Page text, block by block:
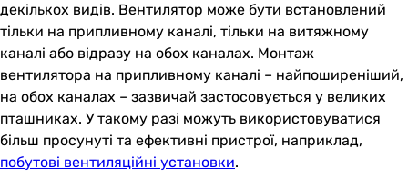
декількох видів. Вентилятор може бути встановлений
тільки на припливному каналі, тільки на витяжному
каналі або відразу на обох каналах. Монтаж
вентилятора на припливному каналі – найпоширеніший,
на обох каналах – зазвичай застосовується у великих
пташниках. У такому разі можуть використовуватися
більш просунуті та ефективні пристрої, наприклад,
побутові вентиляційні установки.